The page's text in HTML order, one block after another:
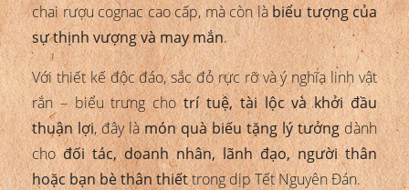
chai rượu cognac cao cấp, mà còn làbiểu tượng của
sự thịnh vượng và may mắn.
Với thiết kế độc đáo, sắc đỏ rực rỡ và ý nghĩa linh vật
rắn – biểu trưng chotrí tuệ, tài lộc và khởi đầu
thuận lợi, đây làmón quà biếu tặng lý tưởngdành
chođối tác, doanh nhân, lãnh đạo, người thân
hoặc bạn bè thân thiếttrong dịp Tết Nguyên Đán.